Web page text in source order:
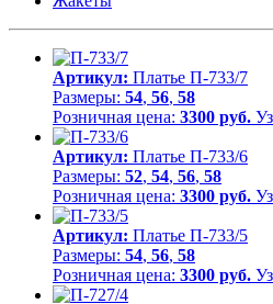
Артикул: Платье П-733/7
Размеры: 54, 56, 58
Розничная цена: 3300 руб.
Артикул: Платье П-733/6
Размеры: 52, 54, 56, 58
Розничная цена: 3300 руб.
Артикул: Платье П-733/5
Размеры: 54, 56, 58
Розничная цена: 3300 руб.